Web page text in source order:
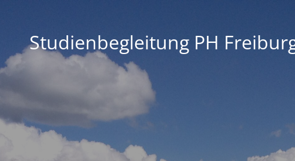
Studienbegleitung PH